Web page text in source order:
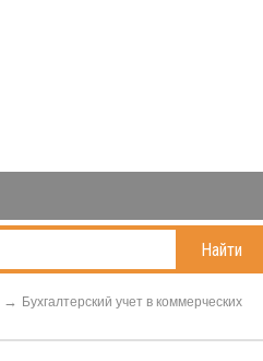
Найти
Бухгалтерский учет в коммерческих